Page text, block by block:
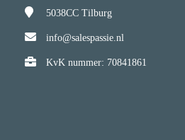
5038CC Tilburg
info@salespassie.nl
KvK nummer: 70841861